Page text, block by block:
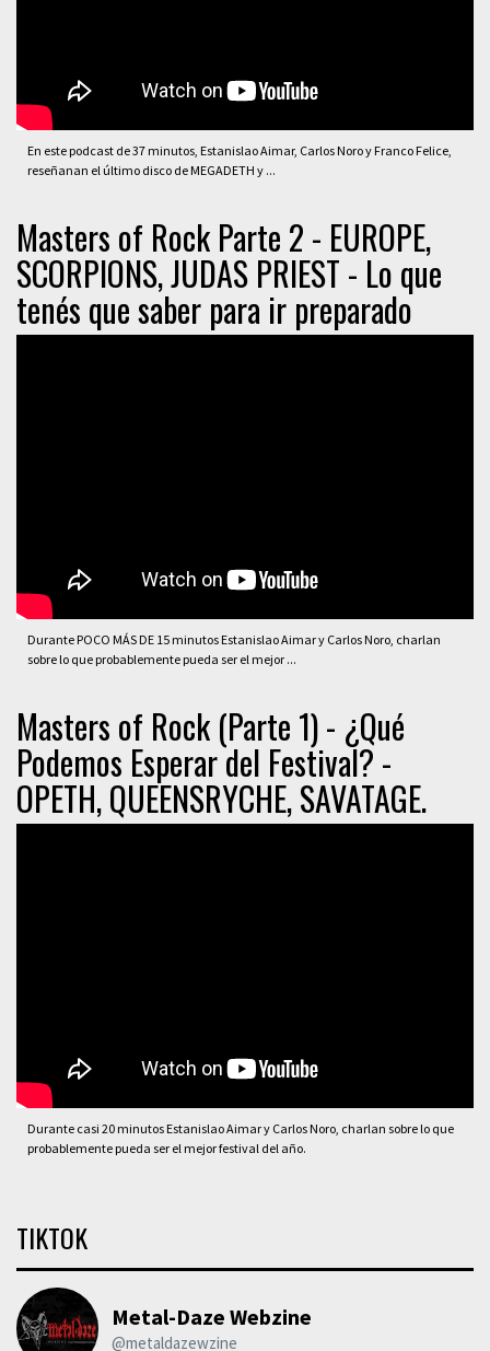
En este podcast de 37 minutos, Estanislao Aimar, Carlos Noro y Franco Felice,
reseñanan el último disco de MEGADETH y ...
Masters of Rock Parte 2 - EUROPE,
SCORPIONS, JUDAS PRIEST - Lo que
tenés que saber para ir preparado
Durante POCO MÁS DE 15 minutos Estanislao Aimar y Carlos Noro, charlan
sobre lo que probablemente pueda ser el mejor ...
Masters of Rock (Parte 1) - ¿Qué
Podemos Esperar del Festival? -
OPETH, QUEENSRYCHE, SAVATAGE.
Durante casi 20 minutos Estanislao Aimar y Carlos Noro, charlan sobre lo que
probablemente pueda ser el mejor festival del año.
TIKTOK
Metal-Daze Webzine
@metaldazewzine